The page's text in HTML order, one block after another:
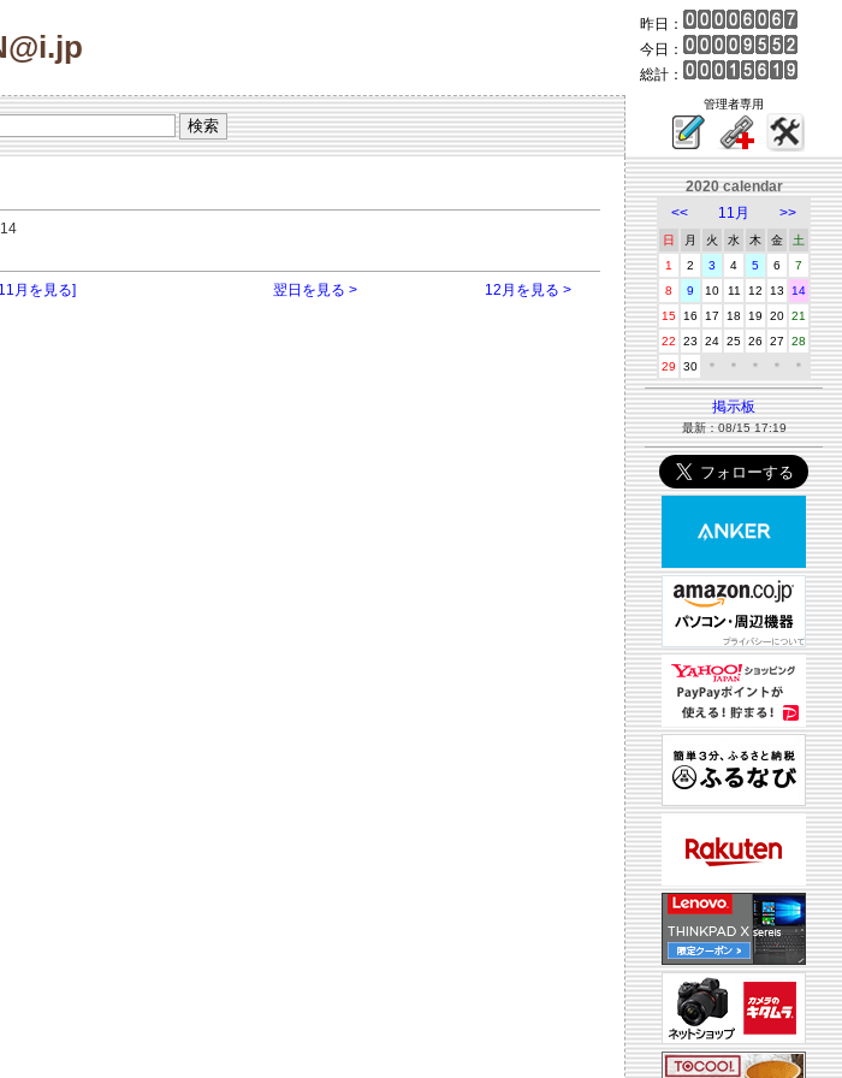
昨日：
今日：
総計：
管理者専用
月を見る] 翌日を見る > 12月を見る >
2020 calendar
<<
11月 >>
日 月 火 水 木 金
土
1
2 3 4 5 6
7
8
9 10 11 12 13
14
15
16 17 18 19 20 21
22
23 24 25 26 27
28
29
30 ＊ ＊ ＊ ＊ ＊
掲示板
最新：08/15 17:19